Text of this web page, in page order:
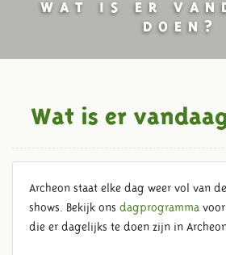
WAT IS ER
DOEN?
Wat is er
Archeon staat elke dag weer vol van
shows. Bekijk ons dagprogramma
die er dagelijks te doen zijn in Archeon.